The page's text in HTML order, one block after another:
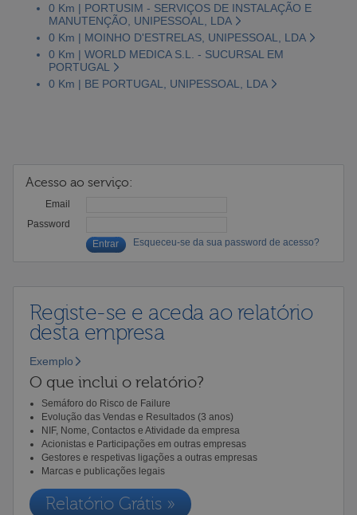
0 Km | PORTUSIM - SERVIÇOS DE INSTALAÇÃO E
MANUTENÇÃO, UNIPESSOAL, LDA
0 Km | MOINHO D'ESTRELAS, UNIPESSOAL, LDA
0 Km | WORLD MEDICA S.L. - SUCURSAL EM
PORTUGAL
0 Km | BE PORTUGAL, UNIPESSOAL, LDA
Acesso ao serviço:
Email
Password
Esqueceu-se da sua password de acesso?
Registe-se e aceda ao relatório
desta empresa
Exemplo
O que inclui o relatório?
Semáforo do Risco de Failure
Evolução das Vendas e Resultados (3 anos)
NIF, Nome, Contactos e Atividade da empresa
Acionistas e Participações em outras empresas
Gestores e respetivas ligações a outras empresas
Marcas e publicações legais
Relatório Grátis »